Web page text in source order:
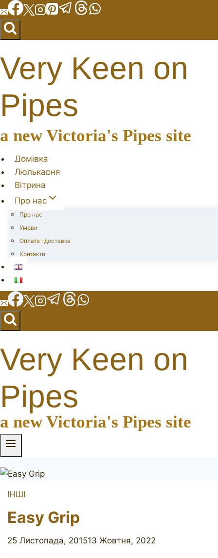
Перейти
до
вмісту
Very Keen on
Pipes
a new Victoria's Pipes site
Домівка
Люлькарня
Вітрина
Про нас
Про нас
Умови
Оплата і доставка
Контакти
Very Keen on
Pipes
a new Victoria's Pipes site
ІНШІ
Easy Grip
25 Листопада, 201513 Жовтня, 2022